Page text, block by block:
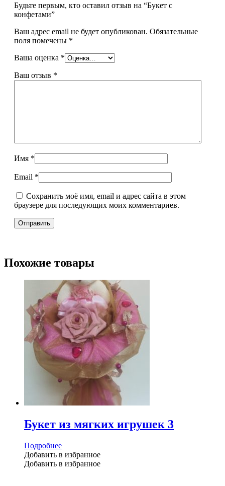
Будьте первым, кто оставил отзыв на “Букет с
конфетами”
Ваш адрес email не будет опубликован. Обязательные
поля помечены *
Ваша оценка *
Ваш отзыв *
Имя *
Email *
Сохранить моё имя, email и адрес сайта в этом
браузере для последующих моих комментариев.
Похожие товары
Букет из мягких игрушек 3
Подробнее
Добавить в избранное
Добавить в избранное